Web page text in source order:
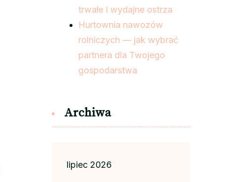
trwałe i wydajne ostrza
Hurtownia nawozów
rolniczych — jak wybrać
partnera dla Twojego
gospodarstwa
Archiwa
lipiec 2026